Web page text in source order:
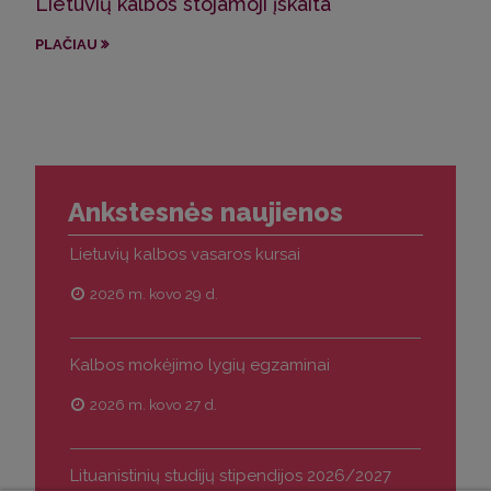
PLAČIAU
Ankstesnės naujienos
Lietuvių kalbos vasaros kursai
2026 m. kovo 29 d.
Kalbos mokėjimo lygių egzaminai
2026 m. kovo 27 d.
Lituanistinių studijų stipendijos 2026/2027